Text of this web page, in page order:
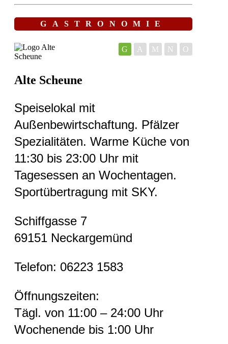
GASTRONOMIE
O
N
M
A
G
Alte Scheune
Speiselokal mit
Außenbewirtschaftung. Pfälzer
Spezialitäten. Warme Küche von
11:30 bis 23:00 Uhr mit
Tagesessen an Wochentagen.
Sportübertragung mit SKY.
Schiffgasse 7
69151 Neckargemünd
Telefon: 06223 1583
Öffnungszeiten:
Tägl. von 11:00 – 24:00 Uhr
Wochenende bis 1:00 Uhr